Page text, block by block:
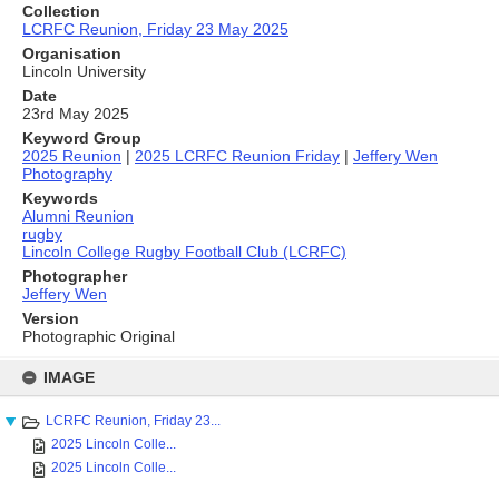
content
IMAGE
LCRFC Reunion, Friday 23...
2025 Lincoln Colle...
2025 Lincoln Colle...
Collection
LCRFC Reunion, Friday 23 May 2025
Organisation
Lincoln University
Date
23rd May 2025
Keyword Group
2025 Reunion | 2025 LCRFC Reunion Friday | Jeffery Wen
Photography
Keywords
Alumni Reunion
rugby
Lincoln College Rugby Football Club (LCRFC)
Photographer
Jeffery Wen
Version
Photographic Original